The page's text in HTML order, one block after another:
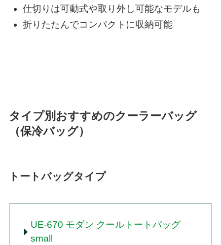
仕切りは可動式や取り外し可能なモデルも
折りたたんでコンパクトに収納可能
タイプ別おすすめのクーラーバッグ
（保冷バッグ）
トートバッグタイプ
UE-670 モダン クールトートバッグ
small